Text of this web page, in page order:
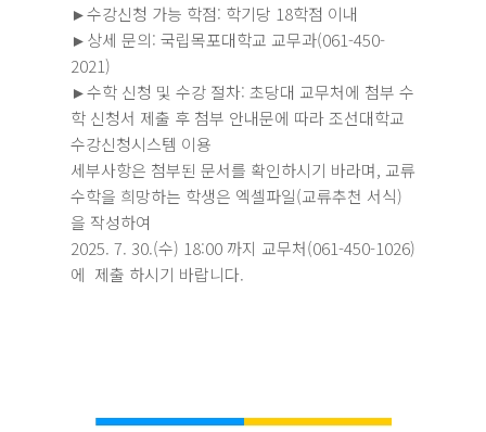
►수강신청 가능 학점: 학기당 18학점 이내
►상세 문의: 국립목포대학교 교무과(061-450-
2021)
►수학 신청 및 수강 절차: 초당대 교무처에 첨부 수
학 신청서 제출 후 첨부 안내문에 따라 조선대학교
수강신청시스템 이용
세부사항은 첨부된 문서를 확인하시기 바라며, 교류
수학을 희망하는 학생은 엑셀파일(교류추천 서식)
을 작성하여
2025. 7. 30.(수) 18:00 까지 교무처(061-450-1026)
에 제출 하시기 바랍니다.